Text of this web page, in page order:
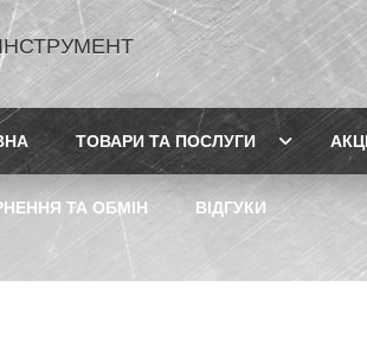
ТОВАРИ ТА ПОСЛУГИ
ТА ОБМІН ВІДГУКИ